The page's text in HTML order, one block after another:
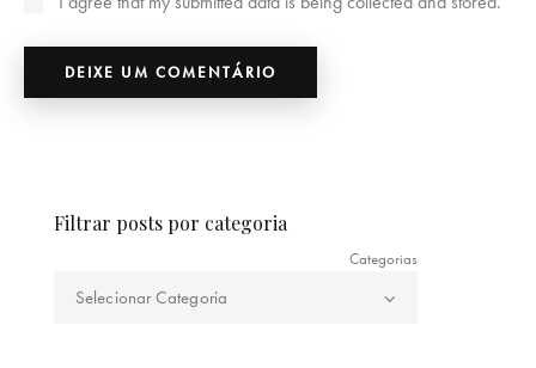
Filtrar posts por categoria
Categorias